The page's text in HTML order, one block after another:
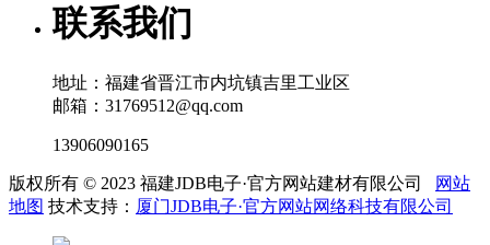
联系我们
地址：福建省晋江市内坑镇吉里工业区
邮箱：31769512@qq.com
13906090165
版权所有 © 2023 福建JDB电子·官方网站建材有限公司
网站
地图 技术支持： 厦门JDB电子·官方网站网络科技有限公司